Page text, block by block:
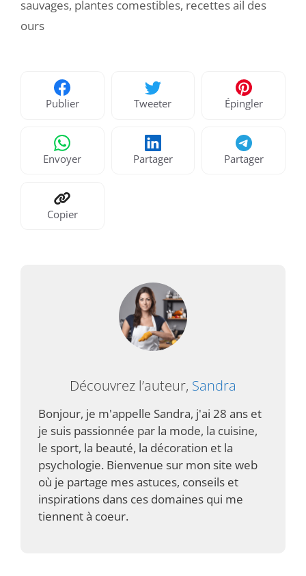
sauvages, plantes comestibles, recettes ail des
ours
Publier Tweeter Épingler
Envoyer Partager Partager
Copier
Découvrez l’auteur, Sandra
Bonjour, je m'appelle Sandra, j'ai 28 ans et
je suis passionnée par la mode, la cuisine,
le sport, la beauté, la décoration et la
psychologie. Bienvenue sur mon site web
où je partage mes astuces, conseils et
inspirations dans ces domaines qui me
tiennent à coeur.